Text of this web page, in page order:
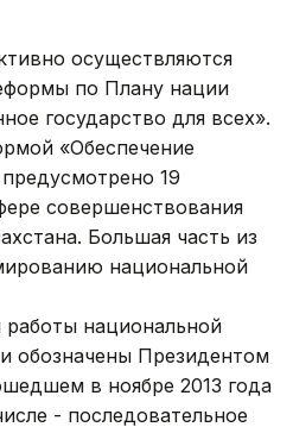
осуществляются
по Плану нации
государство для всех».
«Обеспечение
19
совершенствования
Большая часть из
национальной
национальной
обозначены Президентом
в ноябре 2013 года
- последовательное